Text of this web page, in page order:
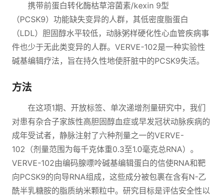
携带前蛋白转化酶枯草溶菌素/kexin 9型
（PCSK9）功能缺失变异的人群，其低密度脂蛋白
（LDL）胆固醇水平较低，动脉粥样硬化性心血管疾病事
件也少于无此类变异的人群。VERVE-102是一种实验性
碱基编辑疗法，旨在持久性地使肝脏中的PCSK9失活。
方法
在这项1期、开放标签、单次递增剂量研究中，我们
对患有杂合子家族性高胆固醇血症或早发冠状动脉疾病的
成年受试者，静脉注射了六种剂量之一的VERVE-
102（剂量范围为每千克体重0.3至1.0毫克总RNA）。
VERVE-102由编码腺嘌呤碱基编辑蛋白的信使RNA和靶
向PCSK9的向导RNA组成，这些成分被包裹在含有N-乙
酰半乳糖胺的脂质纳米颗粒中。研究目标是评估安全性以